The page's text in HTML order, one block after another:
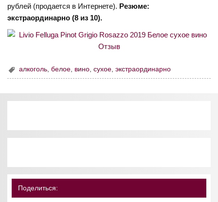
рублей (продается в Интернете). Резюме:
экстраординарно (8 из 10).
алкоголь,белое, вино,сухое,экстраординарно
Поделиться: